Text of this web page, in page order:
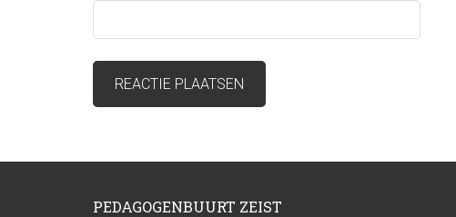
PEDAGOGENBUURT ZEIST